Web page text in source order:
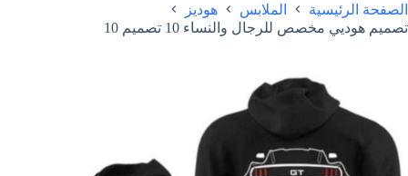
الصفحة الرئيسية الملابس
هوديز
تصميم هوديي مخصص للرجال والنساء 10 تصميم 10